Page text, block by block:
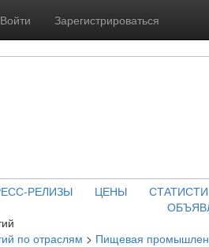
Войти Зарегистрироваться
РЕЛИЗЫ ЦЕНЫ
по отраслям > Пищевая